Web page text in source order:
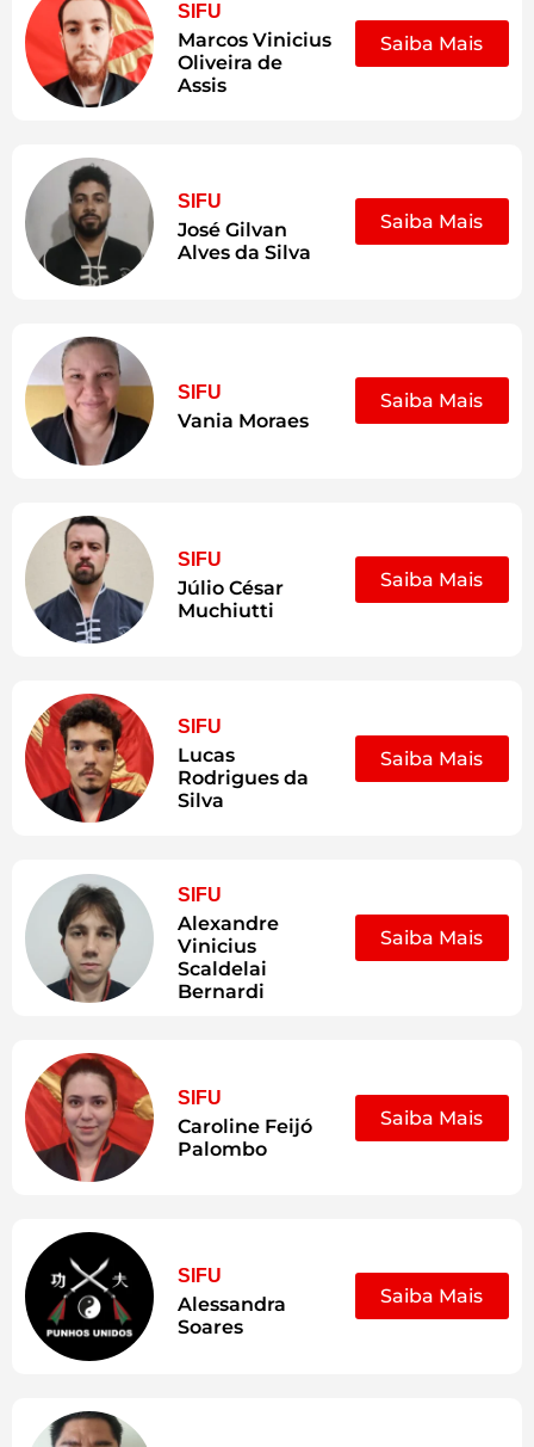
SIFU
Marcos Vinicius
Oliveira de
Assis
Saiba Mais
SIFU
José Gilvan
Alves da Silva
Saiba Mais
SIFU
Vania Moraes
Saiba Mais
SIFU
Júlio César
Muchiutti
Saiba Mais
SIFU
Lucas
Rodrigues da
Silva
Saiba Mais
SIFU
Alexandre
Vinicius
Scaldelai
Bernardi
Saiba Mais
SIFU
Caroline Feijó
Palombo
Saiba Mais
SIFU
Alessandra
Soares
Saiba Mais